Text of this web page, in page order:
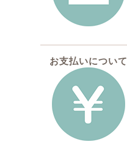
お支払いについて